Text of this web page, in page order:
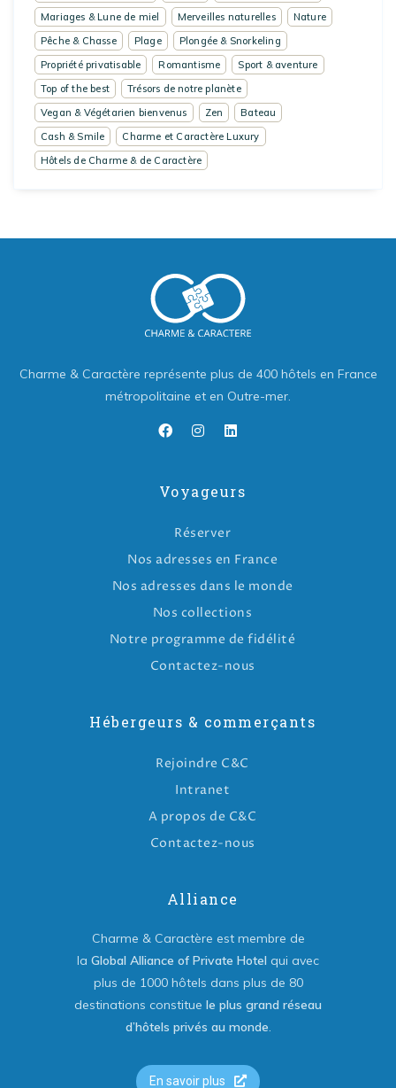
Mariages & Lune de miel
Merveilles naturelles
Nature
Pêche & Chasse
Plage
Plongée & Snorkeling
Propriété privatisable
Romantisme
Sport & aventure
Top of the best
Trésors de notre planète
Vegan & Végétarien bienvenus
Zen
Bateau
Cash & Smile
Charme et Caractère Luxury
Hôtels de Charme & de Caractère
Charme & Caractère représente plus de 400 hôtels en France
métropolitaine et en Outre-mer.
Voyageurs
Réserver
Nos adresses en France
Nos adresses dans le monde
Nos collections
Notre programme de fidélité
Contactez-nous
Hébergeurs & commerçants
Rejoindre C&C
Intranet
A propos de C&C
Contactez-nous
Alliance
Charme & Caractère est membre de
la Global Alliance of Private Hotel qui avec
plus de 1000 hôtels dans plus de 80
destinations constitue le plus grand réseau
d’hôtels privés au monde.
En savoir plus